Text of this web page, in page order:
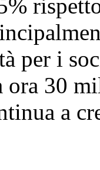
per i
ora 30
a